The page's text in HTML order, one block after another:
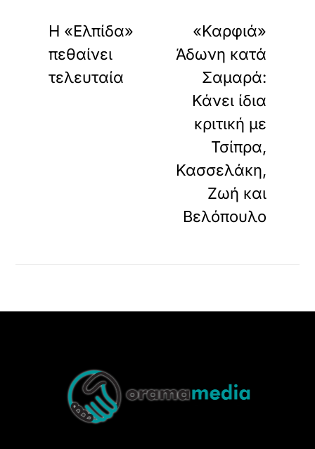
Η «Ελπίδα»
πεθαίνει
τελευταία
«Καρφιά»
Άδωνη κατά
Σαμαρά:
Κάνει ίδια
κριτική με
Τσίπρα,
Κασσελάκη,
Ζωή και
Βελόπουλο
Top